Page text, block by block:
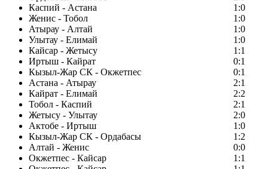
Каспий - Астана
1:0
Женис - Тобол
1:0
Атырау - Алтай
1:0
Улытау - Елимай
1:0
Кайсар - Жетысу
1:1
Иртыш - Кайрат
0:1
Кызыл-Жар СК - Окжетпес
0:1
Астана - Атырау
2:1
Кайрат - Елимай
2:2
Тобол - Каспий
2:1
Жетысу - Улытау
2:0
Актобе - Иртыш
1:0
Кызыл-Жар СК - Ордабасы
1:2
Алтай - Женис
0:0
Окжетпес - Кайсар
1:1